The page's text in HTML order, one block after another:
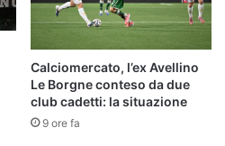
Calciomercato, l’ex Avellino
Le Borgne conteso da due
club cadetti: la situazione
9 ore fa